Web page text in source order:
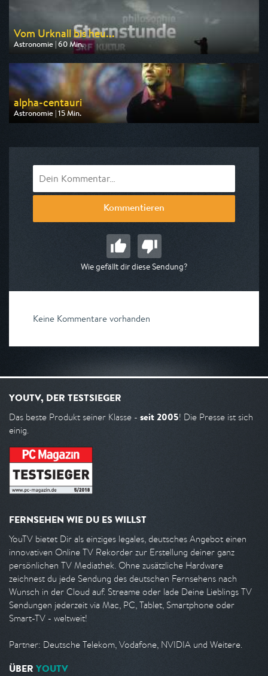
Vom Urknall bis heu...
Astronomie | 60 Min.
Ausgestrahlt von 3sat
am 09.08.2026, 09:05
alpha-centauri
Astronomie | 15 Min.
Ausgestrahlt von ARD alpha
Kommentieren
Wie gefällt dir diese Sendung?
Keine Kommentare vorhanden
YOUTV, DER TESTSIEGER
Das beste Produkt seiner Klasse - seit 2005! Die Presse ist sich
einig.
FERNSEHEN WIE DU ES WILLST
YouTV bietet Dir als einziges legales, deutsches Angebot einen
innovativen Online TV Rekorder zur Erstellung deiner ganz
persönlichen TV Mediathek. Ohne zusätzliche Hardware
zeichnest du jede Sendung des deutschen Fernsehens nach
Wunsch in der Cloud auf. Streame oder lade Deine Lieblings TV
Sendungen jederzeit via Mac, PC, Tablet, Smartphone oder
Smart-TV - weltweit!
Partner: Deutsche Telekom, Vodafone, NVIDIA und Weitere.
ÜBER YOUTV